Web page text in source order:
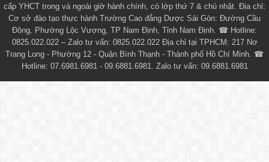
cấp YHCT trong và ngoài giờ hành chính, có lớp thứ 7 & chủ nhật. Địa chỉ:
Cơ sở đào tạo thực hành Trường Cao đẳng Dược Sài Gòn: Đường Cầu
Đông, Phường Lộc Vượng, TP Nam Định, Tỉnh Nam Định. ☎ Hotline:
0825.022.022 – Zalo tư vấn: 0825.022.022 Địa chỉ tại TPHCM: 217 Nơ
Trang Long - Phường 12 - Quận Bình Thạnh - Thành phố Hồ Chí Minh. ☎
Hotline: 07.6981.6981 - 09.6881.6981. Zalo tư vấn: 09.6881.6981